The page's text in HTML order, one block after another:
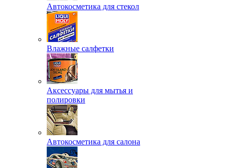
Автокосметика для стекол
Влажные салфетки
Аксессуары для мытья и
полировки
Автокосметика для салона